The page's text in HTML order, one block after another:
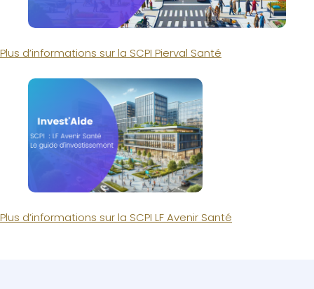
Plus d’informations sur la SCPI Pierval Santé
Plus d’informations sur la SCPI LF Avenir Santé